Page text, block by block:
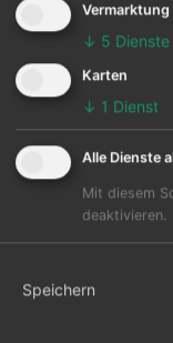
Die Karte zeigt
Vermarktung
↓ 5 Dienste
Karten
↓ 1 Dienst
Alle Dienste
Mit diesem
deaktivieren.
Speichern